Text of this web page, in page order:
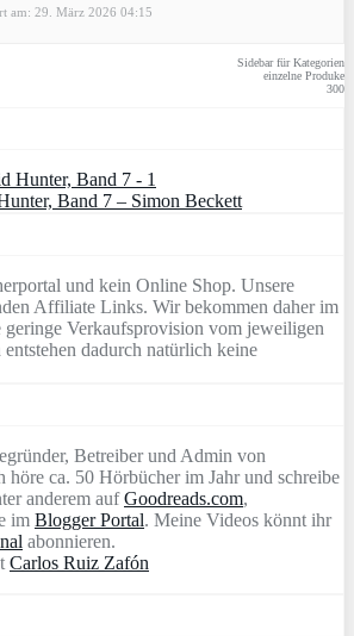
am: 29. März 2026 04:15
Sidebar für Kategorien
einzelne Produke
300
Band 7 – Simon Beckett
und kein Online Shop. Unsere
Affiliate Links. Wir bekommen daher im
geringe Verkaufsprovision vom jeweiligen
dadurch natürlich keine
Betreiber und Admin von
höre ca. 50 Hörbücher im Jahr und schreibe
anderem aufGoodreads.com,
im Blogger Portal. Meine Videos könnt ihr
abonnieren.
Carlos Ruiz Zafón